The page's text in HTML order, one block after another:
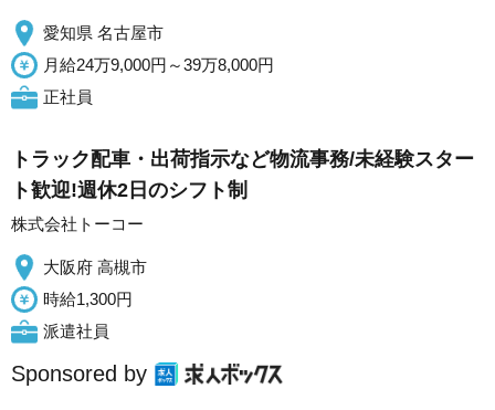
愛知県 名古屋市
月給24万9,000円～39万8,000円
正社員
トラック配車・出荷指示など物流事務/未経験スター
ト歓迎!週休2日のシフト制
株式会社トーコー
大阪府 高槻市
時給1,300円
派遣社員
Sponsored by